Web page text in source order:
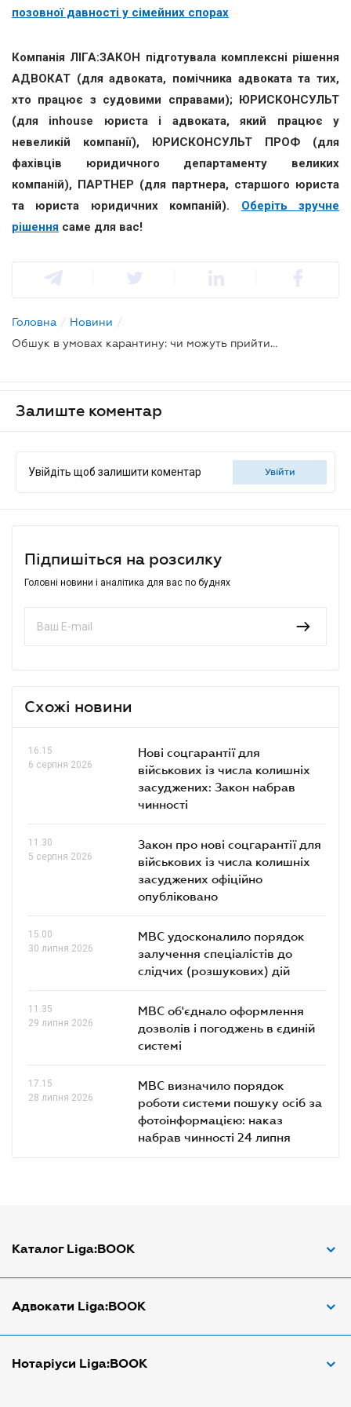
позовної давності у сімейних спорах
Компанія ЛІГА:ЗАКОН підготувала комплексні рішення
АДВОКАТ (для адвоката, помічника адвоката та тих,
хто працює з судовими справами); ЮРИСКОНСУЛЬТ
(для inhouse юриста і адвоката, який працює у
невеликій компанії), ЮРИСКОНСУЛЬТ ПРОФ (для
фахівців юридичного департаменту великих
компаній), ПАРТНЕР (для партнера, старшого юриста
та юриста юридичних компаній). Оберіть зручне
рішення саме для вас!
Головна / Новини /
Обшук в умовах карантину: чи можуть прийти в офіс, поки всі вдома
Залиште коментар
Увійдіть щоб залишити коментар увійти
Підпишіться на розсилку
Головні новини і аналітика для вас по буднях
Схожі новини
16.15
6 серпня 2026
Нові соцгарантії для
військових із числа колишніх
засуджених: Закон набрав
чинності
11.30
5 серпня 2026
Закон про нові соцгарантії для
військових із числа колишніх
засуджених офіційно
опубліковано
15.00
30 липня 2026
МВС удосконалило порядок
залучення спеціалістів до
слідчих (розшукових) дій
11.35
29 липня 2026
МВС об'єднало оформлення
дозволів і погоджень в єдиній
системі
17.15
28 липня 2026
МВС визначило порядок
роботи системи пошуку осіб за
фотоінформацією: наказ
набрав чинності 24 липня
Каталог Liga:BOOK
Адвокат по ДТП
Арбітражний керуючий
Адвокати Liga:BOOK
Адвокати Дніпра
Нотаріуси Liga:BOOK